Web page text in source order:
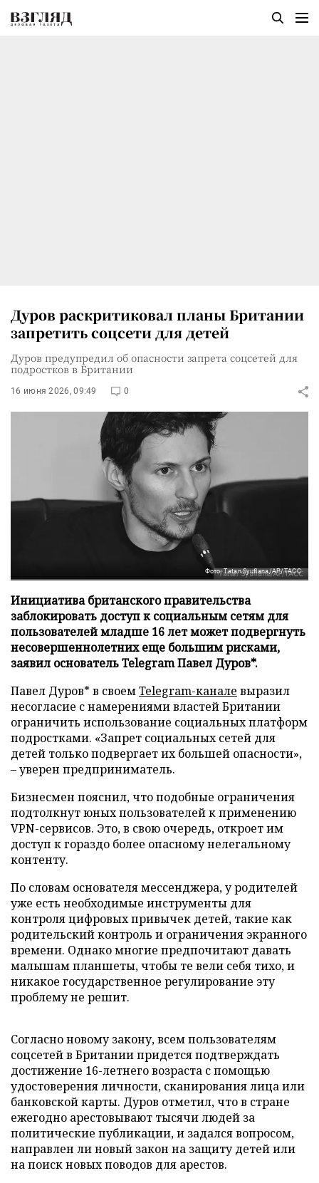
Дуров раскритиковал планы Британии
запретить соцсети для детей
Дуров предупредил об опасности запрета соцсетей для
подростков в Британии
16 июня 2026, 09:49 0
Фото: Tatan Syuflana/AP/ТАСС
Инициатива британского правительства
заблокировать доступ к социальным сетям для
пользователей младше 16 лет может подвергнуть
несовершеннолетних еще большим рисками,
заявил основатель Telegram Павел Дуров*.
Павел Дуров* в своемTelegram-канале выразил
несогласие с намерениями властей Британии
ограничить использование социальных платформ
подростками. «Запрет социальных сетей для
детей только подвергает их большей опасности»,
– уверен предприниматель.
Бизнесмен пояснил, что подобные ограничения
подтолкнут юных пользователей к применению
VPN-сервисов. Это, в свою очередь, откроет им
доступ к гораздо более опасному нелегальному
контенту.
По словам основателя мессенджера, у родителей
уже есть необходимые инструменты для
контроля цифровых привычек детей, такие как
родительский контроль и ограничения экранного
времени. Однако многие предпочитают давать
малышам планшеты, чтобы те вели себя тихо, и
никакое государственное регулирование эту
проблему не решит.
Согласно новому закону, всем пользователям
соцсетей в Британии придется подтверждать
достижение 16-летнего возраста с помощью
удостоверения личности, сканирования лица или
банковской карты. Дуров отметил, что в стране
ежегодно арестовывают тысячи людей за
политические публикации, и задался вопросом,
направлен ли новый закон на защиту детей или
на поиск новых поводов для арестов.